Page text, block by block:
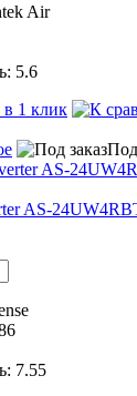
Air
5.6
1 клик
Под
AS-
7.55